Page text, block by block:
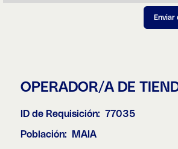
OPERADOR/A DE
ID de Requisición: 77035
Población: MAIA